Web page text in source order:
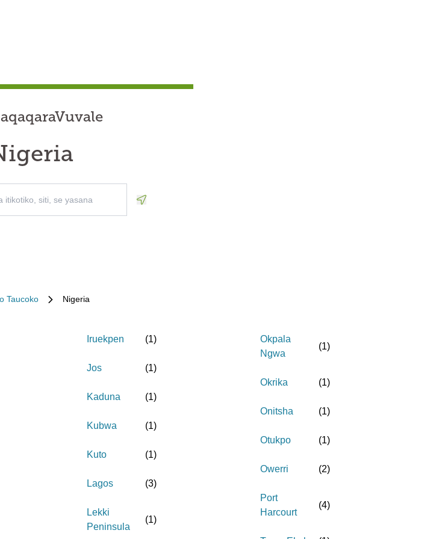
Taucoko Nigeria
Iruekpen (1)
Jos (1)
Kaduna (1)
Kubwa (1)
Kuto (1)
Lagos (3)
Lekki
Peninsula
(1)
Okpala
Ngwa
(1)
Okrika (1)
Onitsha (1)
Otukpo (1)
Owerri (2)
Port
Harcourt
(4)